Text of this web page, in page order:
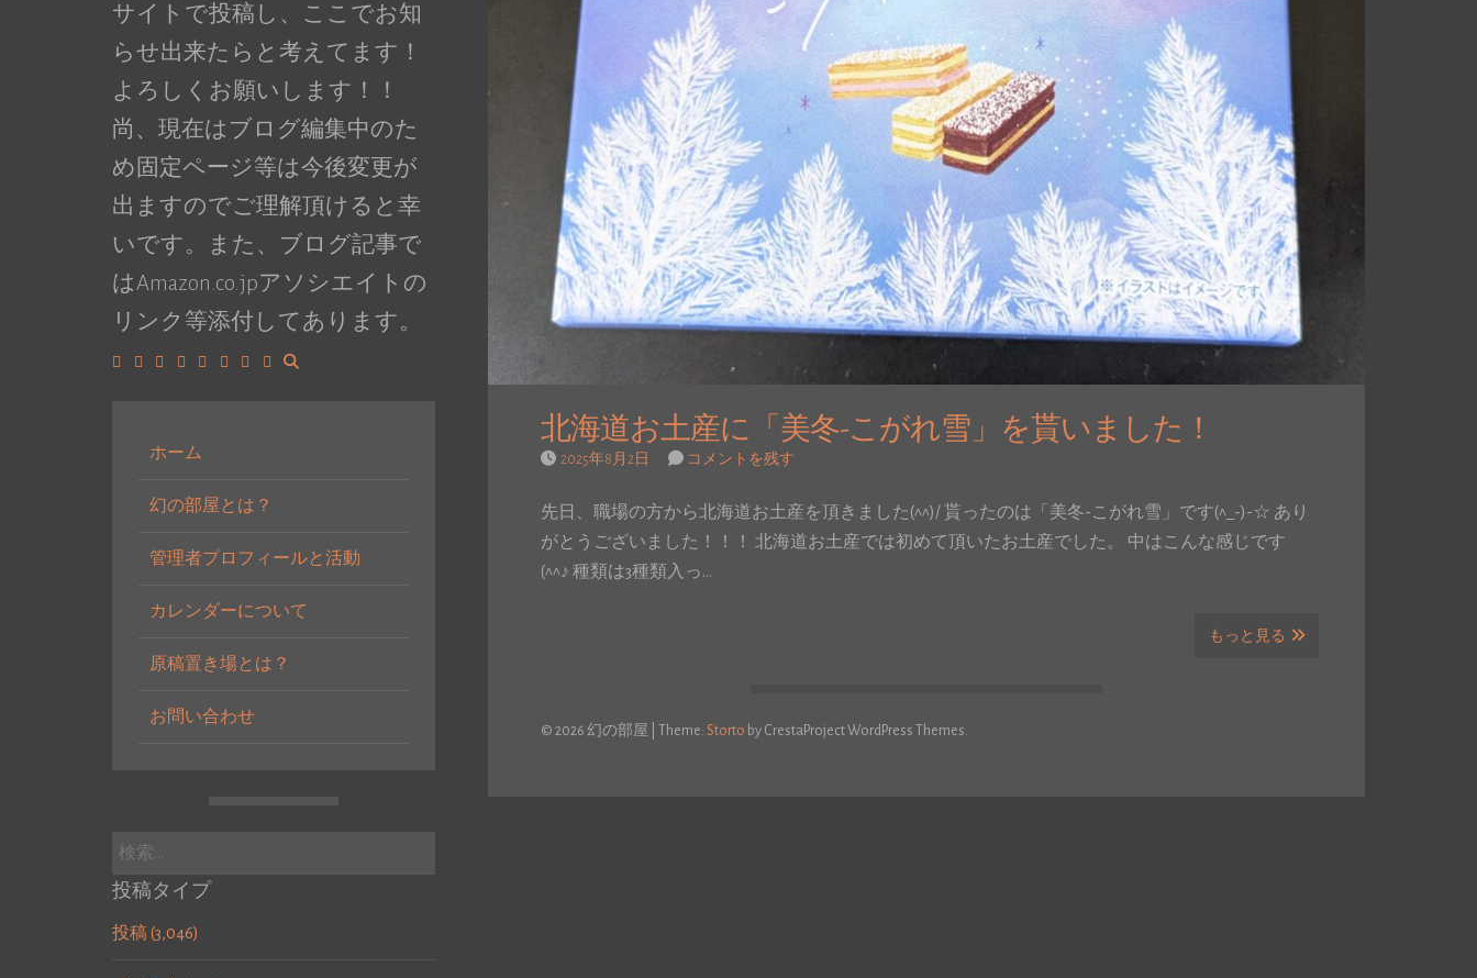
サイトで投稿し、ここでお知
らせ出来たらと考えてます！
よろしくお願いします！！
尚、現在はブログ編集中のた
め固定ページ等は今後変更が
出ますのでご理解頂けると幸
いです。また、ブログ記事で
はAmazon.co.jpアソシエイトの
リンク等添付してあります。
ホーム
幻の部屋とは？
管理者プロフィールと活動
カレンダーについて
原稿置き場とは？
お問い合わせ
検
投稿タイプ
投稿 (3,046)
北海道お土産に「美冬-こがれ雪」を貰いました！
2025年8月2日 コメントを残す
先日、職場の方から北海道お土産を頂きました(^^)/ 貰ったのは「美冬-こがれ雪」です(^_-)-☆ あり
がとうございました！！！ 北海道お土産では初めて頂いたお土産でした。 中はこんな感じです
(^^♪ 種類は3種類入っ…
もっと見る
© 2026 幻の部屋 Theme: Storto by CrestaProject WordPress Themes.